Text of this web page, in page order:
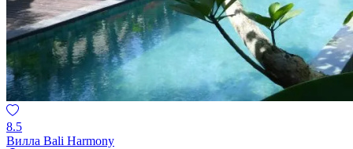
8.5
Вилла Bali Harmony